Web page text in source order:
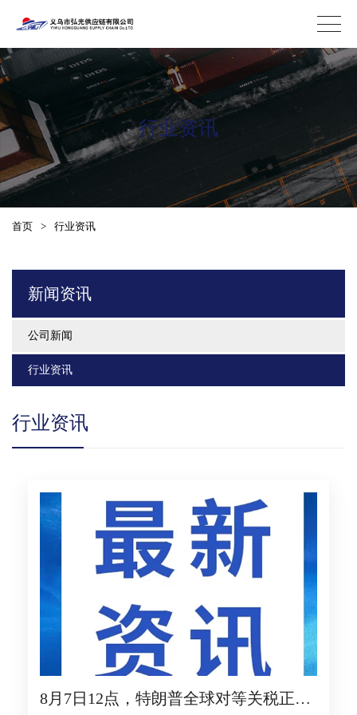
行业资讯
首页 > 行业资讯
新闻资讯
公司新闻
行业资讯
行业资讯
8月7日12点，特朗普全球对等关税正式